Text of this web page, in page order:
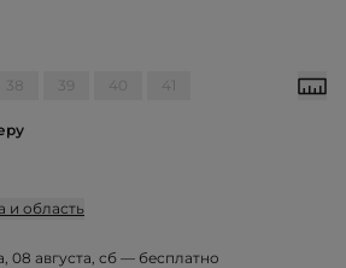
38 39 40 41
и область
08 августа, сб — бесплатно